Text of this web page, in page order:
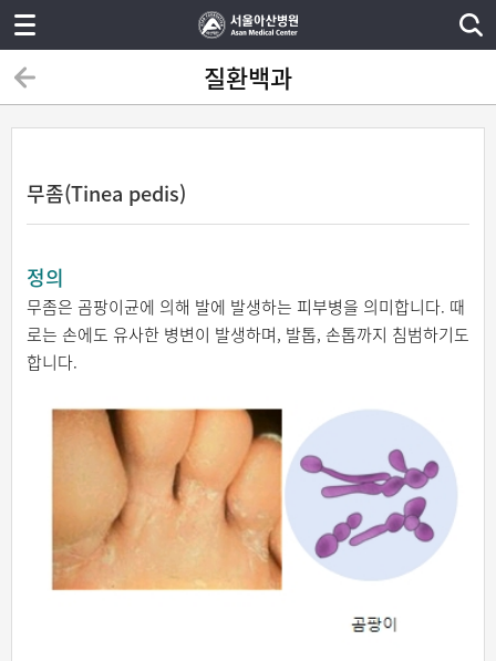
질환백과
무좀(Tinea pedis)
정의
무좀은 곰팡이균에 의해 발에 발생하는 피부병을 의미합니다. 때
로는 손에도 유사한 병변이 발생하며, 발톱, 손톱까지 침범하기도
합니다.